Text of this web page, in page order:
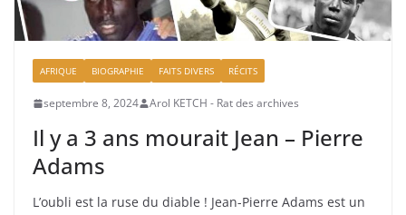
AFRIQUE BIOGRAPHIE FAITS DIVERS RÉCITS
septembre 8, 2024 Arol KETCH - Rat des archives
Il y a 3 ans mourait Jean – Pierre
Adams
L’oubli est la ruse du diable ! Jean-Pierre Adams est un